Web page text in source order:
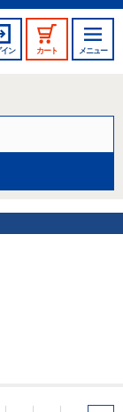
イン カート メニュー